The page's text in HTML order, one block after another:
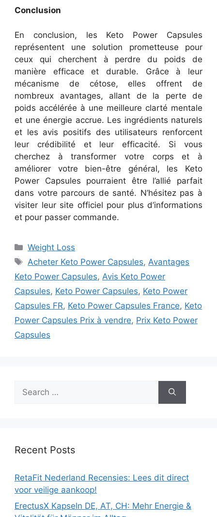
Conclusion
En conclusion, les Keto Power Capsules
représentent une solution prometteuse pour
ceux qui cherchent à perdre du poids de
manière efficace et durable. Grâce à leur
mécanisme de cétose, elles offrent de
nombreux avantages, allant de la perte de
poids accélérée à une meilleure clarté mentale
et une énergie accrue. Les ingrédients naturels
et les avis positifs des utilisateurs renforcent
leur crédibilité et leur efficacité.
Si vous
cherchez à transformer votre corps et à
améliorer votre bien-être général, les Keto
Power Capsules pourraient être l’allié parfait
dans votre parcours de santé. N’hésitez pas à
visiter leur site officiel pour plus d’informations
et pour passer commande.
Categories
Weight Loss
Tags
Acheter Keto Power Capsules, Avantages
Keto Power Capsules, Avis Keto Power
Capsules, Keto Power Capsules, Keto Power
Capsules FR, Keto Power Capsules France, Keto
Power Capsules Prix à vendre, Prix Keto Power
Capsules
for:
Recent Posts
RetaFit Nederland Recensies: Lees dit direct
voor veilige aankoop!
ErectusX Kapseln DE, AT, CH: Mehr Energie &